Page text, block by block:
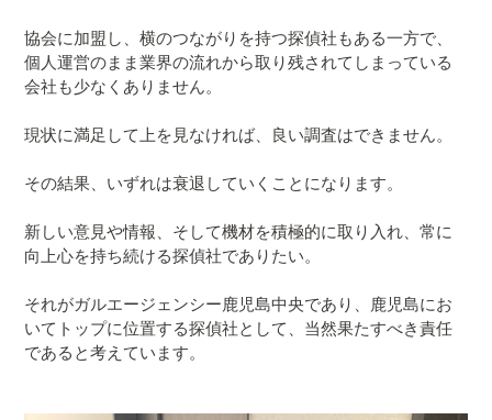
協会に加盟し、横のつながりを持つ探偵社もある一方で、
個人運営のまま業界の流れから取り残されてしまっている
会社も少なくありません。
現状に満足して上を見なければ、良い調査はできません。
その結果、いずれは衰退していくことになります。
新しい意見や情報、そして機材を積極的に取り入れ、常に
向上心を持ち続ける探偵社でありたい。
それがガルエージェンシー鹿児島中央であり、 鹿児島にお
いてトップに位置する探偵社として、当然果たすべき責任
である と考えています。